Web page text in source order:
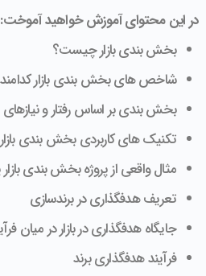
در این محتوای آموزش خواهید آموخت:
بخش بندی بازار چیست؟
شاخص های بخش بندی بازار
بخش بندی بر اساس رفتار و
تکنیک های کاربردی بخش بندی بازار
مثال واقعی از پروژه بخش بندی
تعریف هدفگذاری در برندسازی
جایگاه هدفگذاری در بازار در میان
فرآیند هدفگذاری برند